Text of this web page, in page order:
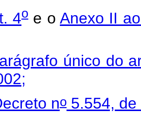
4oe oAnexo II
único do
no5.554, de